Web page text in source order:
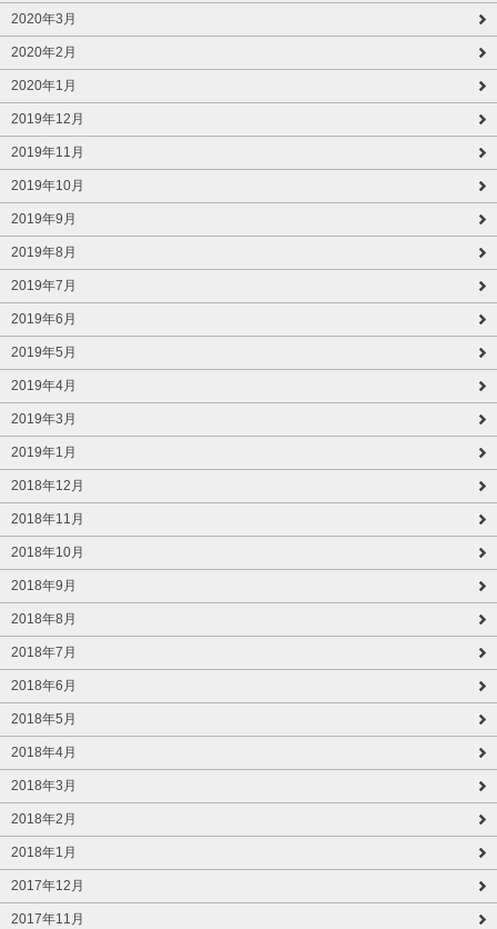
2020年3月
2020年2月
2020年1月
2019年12月
2019年11月
2019年10月
2019年9月
2019年8月
2019年7月
2019年6月
2019年5月
2019年4月
2019年3月
2019年1月
2018年12月
2018年11月
2018年10月
2018年9月
2018年8月
2018年7月
2018年6月
2018年5月
2018年4月
2018年3月
2018年2月
2018年1月
2017年12月
2017年11月